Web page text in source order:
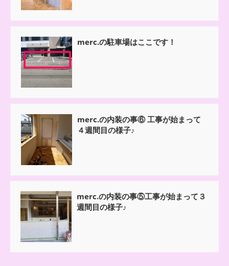
merc.の駐車場はここです！
merc.の内装の事⑥ 工事が始まって
４週間目の様子♪
merc.の内装の事⑤工事が始まって３
週間目の様子♪